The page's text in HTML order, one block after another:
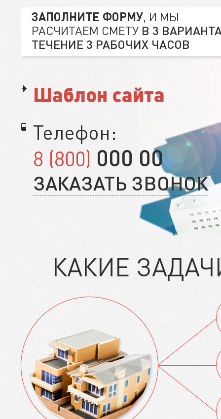
ЗАПОЛНИТЕ ФОРМУ, И МЫ
РАСЧИТАЕМ СМЕТУ В 3
ТЕЧЕНИЕ 3 РАБОЧИХ ЧАСОВ
Шаблон сайта
Телефон:
8 (800) 000 00
ЗАКАЗАТЬ ЗВОНОК
КАКИЕ